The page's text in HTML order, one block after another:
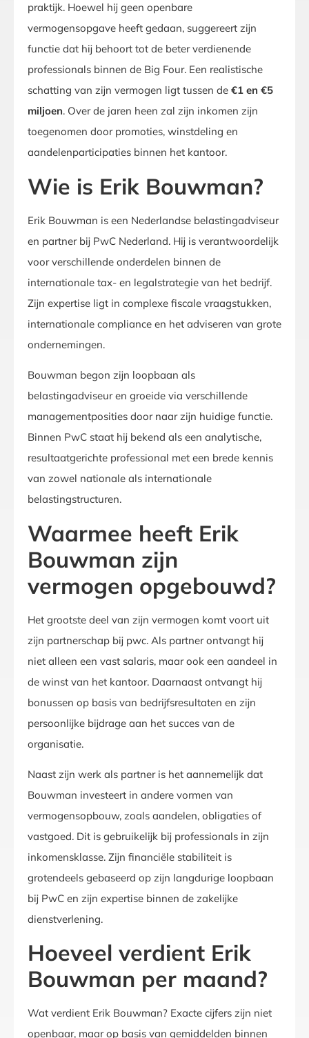
praktijk. Hoewel hij geen openbare
vermogensopgave heeft gedaan, suggereert zijn
functie dat hij behoort tot de beter verdienende
professionals binnen de Big Four. Een realistische
schatting van zijn vermogen ligt tussen de €1 en €5
miljoen. Over de jaren heen zal zijn inkomen zijn
toegenomen door promoties, winstdeling en
aandelenparticipaties binnen het kantoor.
Wie is Erik Bouwman?
Erik Bouwman is een Nederlandse belastingadviseur
en partner bij PwC Nederland. Hij is verantwoordelijk
voor verschillende onderdelen binnen de
internationale tax- en legalstrategie van het bedrijf.
Zijn expertise ligt in complexe fiscale vraagstukken,
internationale compliance en het adviseren van grote
ondernemingen.
Bouwman begon zijn loopbaan als
belastingadviseur en groeide via verschillende
managementposities door naar zijn huidige functie.
Binnen PwC staat hij bekend als een analytische,
resultaatgerichte professional met een brede kennis
van zowel nationale als internationale
belastingstructuren.
Waarmee heeft Erik
Bouwman zijn
vermogen opgebouwd?
Het grootste deel van zijn vermogen komt voort uit
zijn partnerschap bij pwc. Als partner ontvangt hij
niet alleen een vast salaris, maar ook een aandeel in
de winst van het kantoor. Daarnaast ontvangt hij
bonussen op basis van bedrijfsresultaten en zijn
persoonlijke bijdrage aan het succes van de
organisatie.
Naast zijn werk als partner is het aannemelijk dat
Bouwman investeert in andere vormen van
vermogensopbouw, zoals aandelen, obligaties of
vastgoed. Dit is gebruikelijk bij professionals in zijn
inkomensklasse. Zijn financiële stabiliteit is
grotendeels gebaseerd op zijn langdurige loopbaan
bij PwC en zijn expertise binnen de zakelijke
dienstverlening.
Hoeveel verdient Erik
Bouwman per maand?
Wat verdient Erik Bouwman? Exacte cijfers zijn niet
openbaar, maar op basis van gemiddelden binnen